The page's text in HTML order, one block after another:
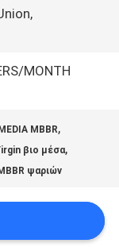
MONTH
MBBR,
βιο μέσα,
ψαριών